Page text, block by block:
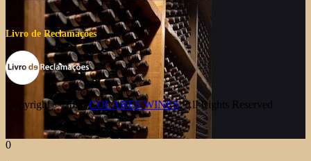
Livro de Reclamações
Copyright © 2026COLARES WINES. All Rights Reserved
0